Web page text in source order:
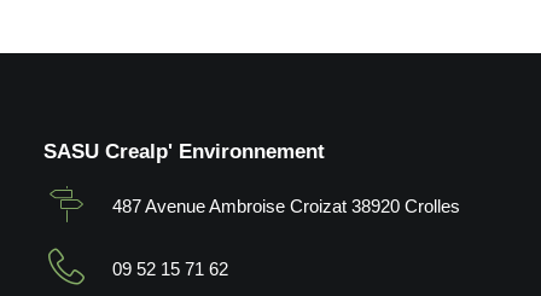
SASU Crealp' Environnement
487 Avenue Ambroise Croizat 38920 Crolles
09 52 15 71 62